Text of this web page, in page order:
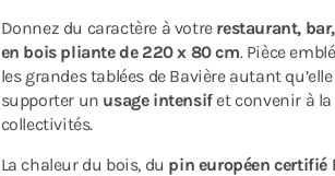
Donnez du caractère à votre restaurant,
en bois pliante de 220 x 80 cm. Pièce
les grandes tablées de Bavière autant
supporter un usage intensifet convenir à
collectivités.
La chaleur du bois, du pin européen certifié